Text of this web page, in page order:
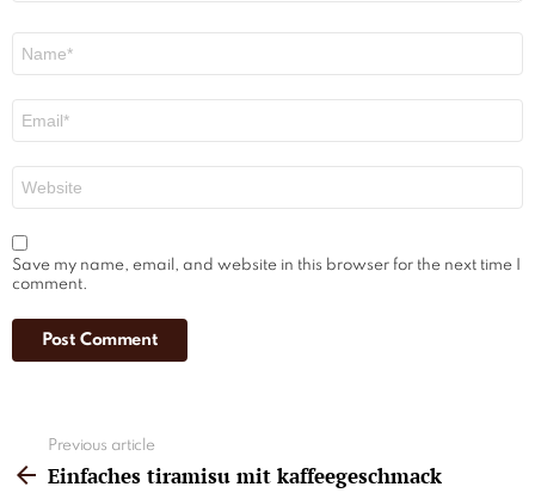
Save my name, email, and website in this browser for the next time I
comment.
more
Previous article
Einfaches tiramisu mit kaffeegeschmack